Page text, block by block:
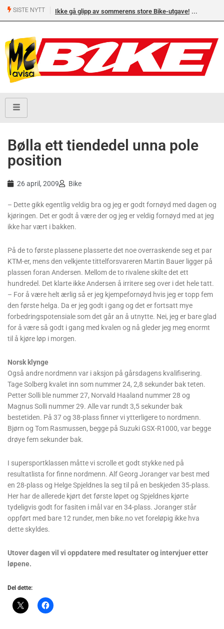
SISTE NYTT Ikke gå glipp av sommerens store Bike-utgave!
Bølla ett tiendedel unna pole
position
26 april, 2009 Bike
– Dette gikk egentlig veldig bra og jeg er godt fornøyd med dagen og
kjøringen. Det er godt å være der og jeg er veldig fornøyd med at jeg
ikke har vært i bakken.
På de to første plassene plasserte det noe overraskende seg et par
KTM-er, mens den velkjente tittelforsvareren Martin Bauer ligger på
plassen foran Andersen. Mellom de to rivalene skilte det ett
hundredel. Det klarte ikke Andersen å irritere seg over i det hele tatt.
– For å være helt ærlig så er jeg kjempefornøyd hvis jeg er topp fem
den første helga. Da er jeg godt i gang og det er fortsatt mye
forbedringspotensiale som det går an å utnytte. Nei, jeg er bare glad
for å være så godt i gang med kvalen og nå gleder jeg meg enormt
til å kjøre løp i morgen.
Norsk klynge
Også andre nordmenn var i aksjon på gårsdagens kvalifisering.
Tage Solberg kvalet inn som nummer 24, 2,8 sekunder bak teten.
Petter Solli ble nummer 27, Norvald Haaland nummer 28 og
Magnus Solli nummer 29. Alle var rundt 3,5 sekunder bak
bestetiden. På 37 og 38-plass finner vi ytterligere to nordmenn.
Bjørn og Tom Rasmussen, begge på Suzuki GSX-R1000, var begge
drøye fem sekunder bak.
I supersportklassen måtte vi scrolle et godt stykke ned på
resultatlista for finne nordmenn. Alf Georg Joranger var best med
en 28-plass og Helge Spjeldnes la seg til på en beskjeden 35-plass.
Her har de allerede kjørt det første løpet og Spjeldnes kjørte
tydeligvis godt for fasiten i mål var en 34-plass. Joranger står
oppført med bare 12 runder, men bike.no vet foreløpig ikke hva
dette skyldes.
Utover dagen vil vi oppdatere med resultater og intervjuer etter
løpene.
Del dette: